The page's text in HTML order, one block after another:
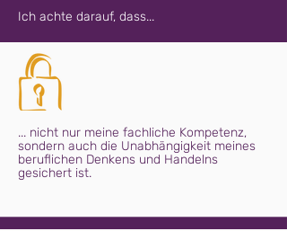
Ich achte darauf, dass...
... nicht nur meine fachliche Kompetenz,
sondern auch die Unabhängigkeit meines
beruflichen Denkens und Handelns
gesichert ist.